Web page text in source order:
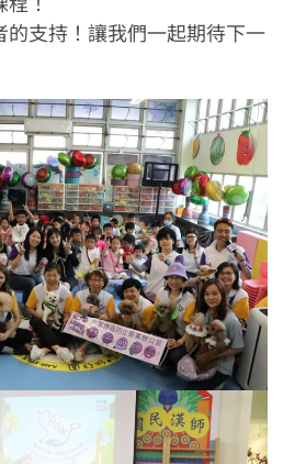
支持！讓我們一起期待下一